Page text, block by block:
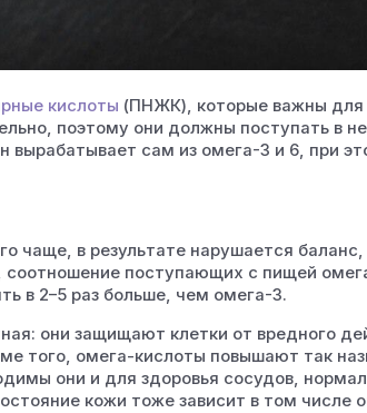
кислоты (ПНЖК), которые важны для
поэтому они должны поступать в
вырабатывает сам из омега-3 и 6, при
чаще, в результате нарушается
поступающих с пищей
в 2–5 раз больше, чем омега-3.
ная: они защищают клетки от вредного
того, омега-кислоты повышают так
они и для здоровья сосудов,
кожи тоже зависит в том числе